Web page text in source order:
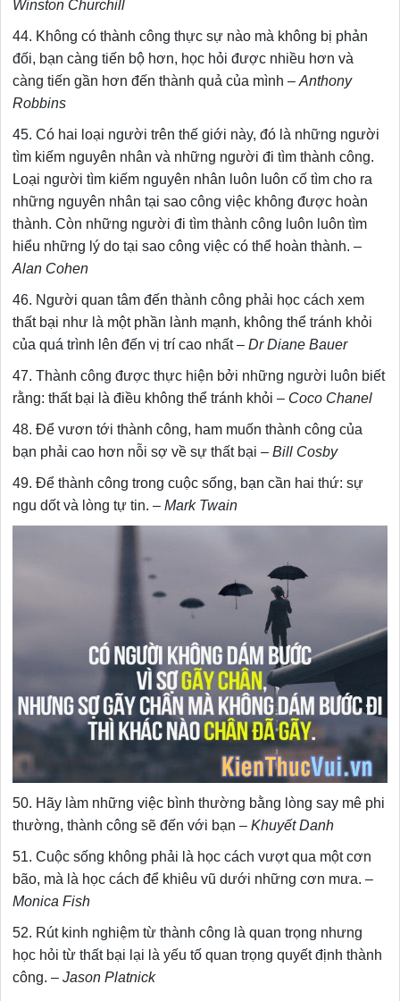
Winston Churchill
44. Không có thành công thực sự nào mà không bị phản
đối, bạn càng tiến bộ hơn, học hỏi được nhiều hơn và
càng tiến gần hơn đến thành quả của mình –Anthony
Robbins
45. Có hai loại người trên thế giới này, đó là những người
tìm kiếm nguyên nhân và những người đi tìm thành công.
Loại người tìm kiếm nguyên nhân luôn luôn cố tìm cho ra
những nguyên nhân tại sao công việc không được hoàn
thành. Còn những người đi tìm thành công luôn luôn tìm
hiểu những lý do tại sao công việc có thể hoàn thành. –
Alan Cohen
46. Người quan tâm đến thành công phải học cách xem
thất bại như là một phần lành mạnh, không thể tránh khỏi
của quá trình lên đến vị trí cao nhất –Dr Diane Bauer
47. Thành công được thực hiện bởi những người luôn biết
rằng: thất bại là điều không thể tránh khỏi – Coco Chanel
48. Để vươn tới thành công, ham muốn thành công của
bạn phải cao hơn nỗi sợ về sự thất bại –Bill Cosby
49. Để thành công trong cuộc sống, bạn cần hai thứ: sự
ngu dốt và lòng tự tin. –Mark Twain
50. Hãy làm những việc bình thường bằng lòng say mê phi
thường, thành công sẽ đến với bạn –Khuyết Danh
51. Cuộc sống không phải là học cách vượt qua một cơn
bão, mà là học cách để khiêu vũ dưới những cơn mưa. –
Monica Fish
52. Rút kinh nghiệm từ thành công là quan trọng nhưng
học hỏi từ thất bại lại là yếu tố quan trọng quyết định thành
công. –Jason Platnick